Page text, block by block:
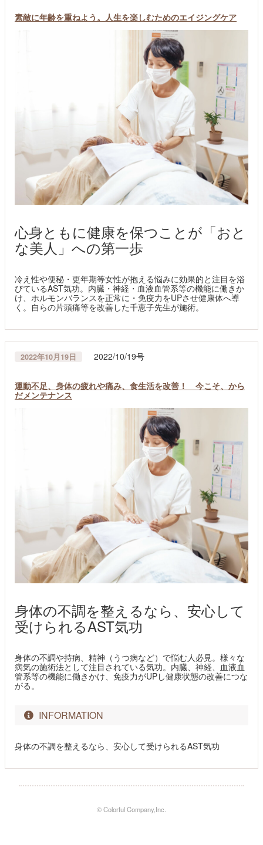
素敵に年齢を重ねよう。人生を楽しむためのエイジングケア
心身ともに健康を保つことが「おと
な美人」への第一歩
冷え性や便秘・更年期等女性が抱える悩みに効果的と注目を浴
びているAST気功。内臓・神経・血液血管系等の機能に働きか
け、ホルモンバランスを正常に・免疫力をUPさせ健康体へ導
く。自らの片頭痛等を改善した千恵子先生が施術。
2022年10月19日 2022/10/19号
運動不足、身体の疲れや痛み、食生活を改善！ 今こそ、から
だメンテナンス
身体の不調を整えるなら、安心して
受けられるAST気功
身体の不調や持病、精神（うつ病など）で悩む人必見。様々な
病気の施術法として注目されている気功。内臓、神経、血液血
管系等の機能に働きかけ、免疫力がUPし健康状態の改善につな
がる。
INFORMATION
身体の不調を整えるなら、安心して受けられるAST気功
© Colorful Company,Inc.